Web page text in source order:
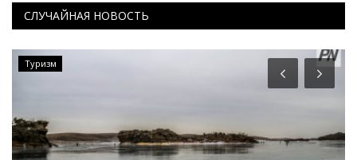
СЛУЧАЙНАЯ НОВОСТЬ
Туризм